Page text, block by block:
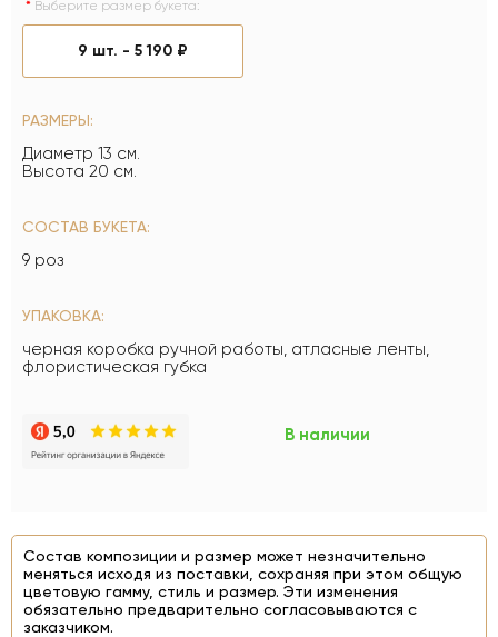
Выберите размер букета:
9 шт. - 5 190 ₽
РАЗМЕРЫ:
Диаметр 13 см.
Высота 20 см.
СОСТАВ БУКЕТА:
9 роз
УПАКОВКА:
черная коробка ручной работы, атласные ленты,
флористическая губка
В наличии
Состав композиции и размер может незначительно
меняться исходя из поставки, сохраняя при этом общую
цветовую гамму, стиль и размер. Эти изменения
обязательно предварительно согласовываются с
заказчиком.